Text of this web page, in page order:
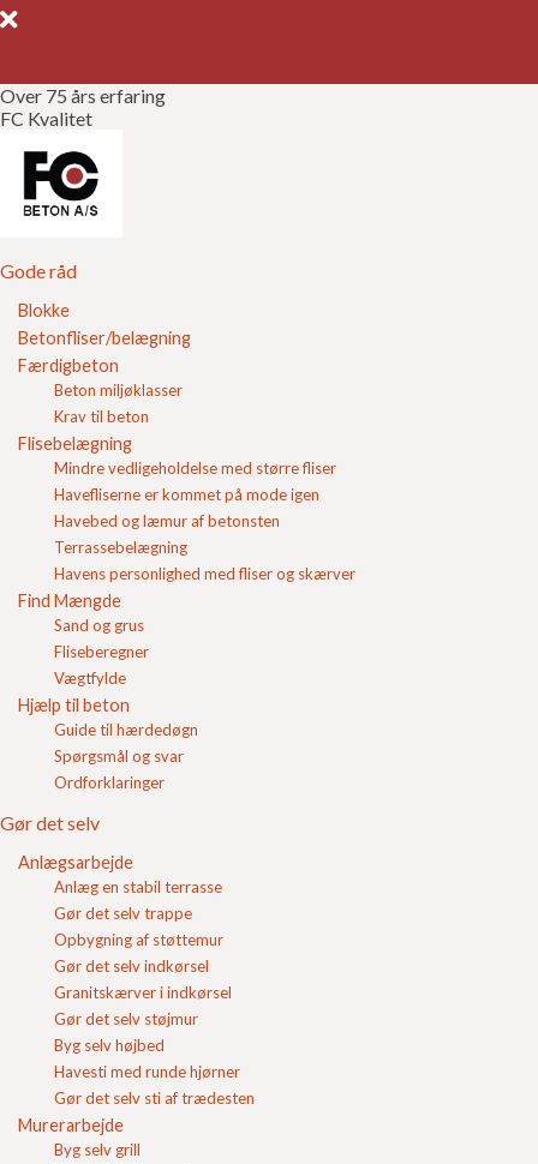
Over 75 års erfaring
FC Kvalitet
Gode råd
Blokke
Betonfliser/belægning
Færdigbeton
Beton miljøklasser
Krav til beton
Flisebelægning
Mindre vedligeholdelse med større fliser
Havefliserne er kommet på mode igen
Havebed og læmur af betonsten
Terrassebelægning
Havens personlighed med fliser og skærver
Find Mængde
Sand og grus
Fliseberegner
Vægtfylde
Hjælp til beton
Guide til hærdedøgn
Spørgsmål og svar
Ordforklaringer
Gør det selv
Anlægsarbejde
Anlæg en stabil terrasse
Gør det selv trappe
Opbygning af støttemur
Gør det selv indkørsel
Granitskærver i indkørsel
Gør det selv støjmur
Byg selv højbed
Havesti med runde hjørner
Gør det selv sti af trædesten
Murerarbejde
Byg selv grill
Gode råd
Gør det selv
Kvalitetssikring
Brochurer
Referencer
Om FC
Kontakt
Login
Indkøbskurv
Standard proctor
Standard Proctor er en referenceværdi der benyttes
ved komprimeringskontrol. I marken måles det
aktuelle materiales vådrumvægt og vandindhold med
isotopmetoden.
Herfra beregnes tørrumvægt som sammenlignes med
den tørrumvægt, der opnås ved en standardiseret
komprimering af materialet i laboratoriet. 98 %-
standard proctor betyder således, at rumvægten i
marken er 98 % af den rumvægt der opnås i
laboratoriet.
Indkøbskurv
Gode råd
Blokke
Betonfliser/belægning
Færdigbeton
Find Mængde
Hjælp til beton
Guide til hærdedøgn
Spørgsmål og svar
Ordforklaringer
Afretningslag
Afsætning
Aggressiv miljøklasse
Armering
Asfaltbærelag
Betonbelægningssten